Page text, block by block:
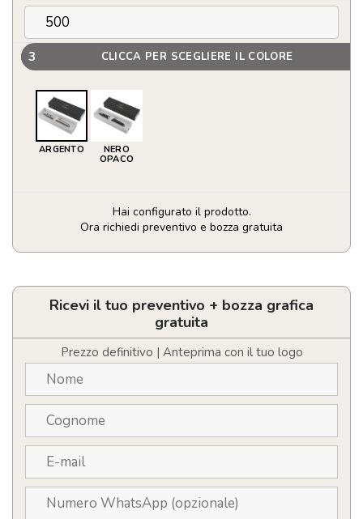
3 CLICCA PER SCEGLIERE IL COLORE
ARGENTO
NERO
OPACO
Hai configurato il prodotto.
Ora richiedi preventivo e bozza gratuita
Parker
roller
Ricevi il tuo preventivo + bozza grafica
gratuita
Prezzo definitivo | Anteprima con il tuo logo